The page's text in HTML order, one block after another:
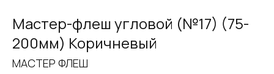
Мастер-флеш угловой (№17) (75-
200мм) Коричневый
МАСТЕР ФЛЕШ